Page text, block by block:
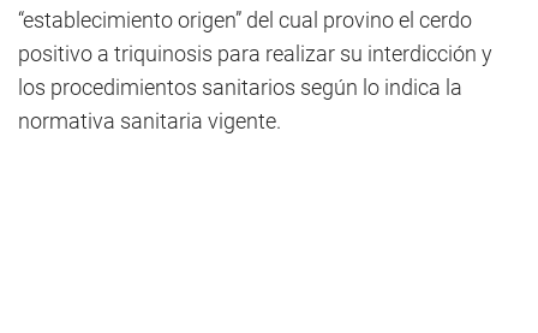
“establecimiento origen” del cual provino el cerdo
positivo a triquinosis para realizar su interdicción y
los procedimientos sanitarios según lo indica la
normativa sanitaria vigente.